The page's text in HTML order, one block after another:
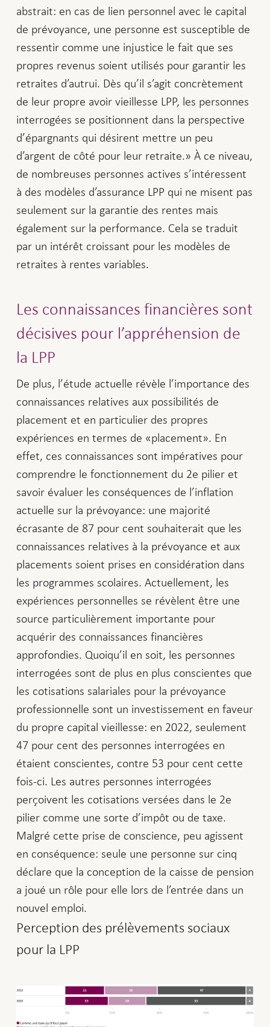
abstrait: en cas de lien personnel avec le capital
de prévoyance, une personne est susceptible de
ressentir comme une injustice le fait que ses
propres revenus soient utilisés pour garantir les
retraites d’autrui. Dès qu’il s’agit concrètement
de leur propre avoir vieillesse LPP, les personnes
interrogées se positionnent dans la perspective
d’épargnants qui désirent mettre un peu
d’argent de côté pour leur retraite.» À ce niveau,
de nombreuses personnes actives s’intéressent
à des modèles d’assurance LPP qui ne misent pas
seulement sur la garantie des rentes mais
également sur la performance. Cela se traduit
par un intérêt croissant pour les modèles de
retraites à rentes variables.
Les connaissances financières sont
décisives pour l’appréhension de
la LPP
De plus, l’étude actuelle révèle l’importance des
connaissances relatives aux possibilités de
placement et en particulier des propres
expériences en termes de «placement». En
effet, ces connaissances sont impératives pour
comprendre le fonctionnement du 2e pilier et
savoir évaluer les conséquences de l’inflation
actuelle sur la prévoyance: une majorité
écrasante de 87 pour cent souhaiterait que les
connaissances relatives à la prévoyance et aux
placements soient prises en considération dans
les programmes scolaires. Actuellement, les
expériences personnelles se révèlent être une
source particulièrement importante pour
acquérir des connaissances financières
approfondies. Quoiqu’il en soit, les personnes
interrogées sont de plus en plus conscientes que
les cotisations salariales pour la prévoyance
professionnelle sont un investissement en faveur
du propre capital vieillesse: en 2022, seulement
47 pour cent des personnes interrogées en
étaient conscientes, contre 53 pour cent cette
fois-ci. Les autres personnes interrogées
perçoivent les cotisations versées dans le 2e
pilier comme une sorte d’impôt ou de taxe.
Malgré cette prise de conscience, peu agissent
en conséquence: seule une personne sur cinq
déclare que la conception de la caisse de pension
a joué un rôle pour elle lors de l’entrée dans un
nouvel emploi.
Perception des prélèvements sociaux
pour la LPP